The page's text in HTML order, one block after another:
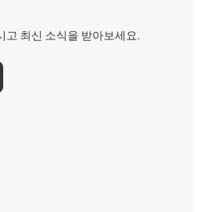
최신 소식을 받아보세요.